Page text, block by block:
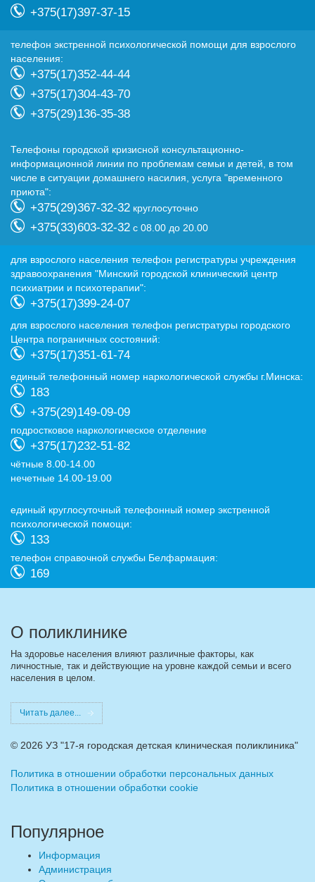
+375(17)397-37-15
телефон экстренной психологической помощи для взрослого
населения:
+375(17)352-44-44
+375(17)304-43-70
+375(29)136-35-38
Телефоны городской кризисной консультационно-
информационной линии по проблемам семьи и детей, в том
числе в ситуации домашнего насилия, услуга "временного
приюта":
+375(29)367-32-32 круглосуточно
+375(33)603-32-32 с 08.00 до 20.00
для взрослого населения телефон регистратуры учреждения
здравоохранения "Минский городской клинический центр
психиатрии и психотерапии":
+375(17)399-24-07
для взрослого населения телефон регистратуры городского
Центра пограничных состояний:
+375(17)351-61-74
eдиный телефонный номер наркологической службы г.Минска:
183
+375(29)149-09-09
подростковое наркологическое отделение
+375(17)232-51-82
чётные 8.00-14.00
нечетные 14.00-19.00
eдиный круглосуточный телефонный номер экстренной
психологической помощи:
133
телефон справочной службы Белфармация:
169
О поликлинике
На здоровье населения влияют различные факторы, как
личностные, так и действующие на уровне каждой семьи и всего
населения в целом.
Читать далее...
© 2026 УЗ "17-я городская детская клиническая поликлиника"
Политика в отношении обработки персональных данных
Политика в отношении обработки cookie
Популярное
Информация
Администрация